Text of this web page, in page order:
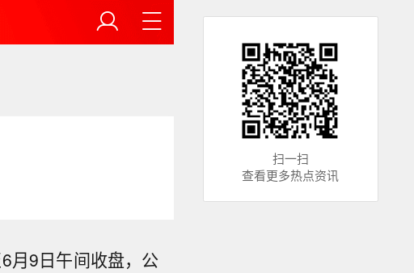
月9日午间收盘，公
扫一扫
查看更多热点资讯